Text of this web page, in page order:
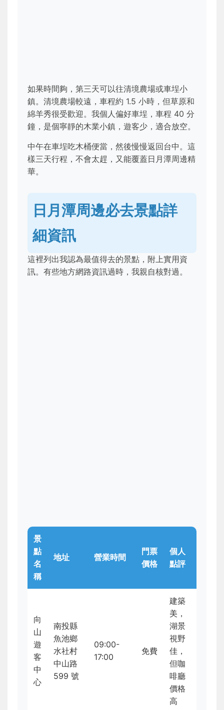
如果時間夠，第三天可以往清境農場或車埕小
鎮。清境農場較遠，車程約 1.5 小時，但草原和
綿羊秀很受歡迎。我個人偏好車埕，車程 40 分
鐘，是個寧靜的木業小鎮，遊客少，適合放空。
中午在車埕吃木桶便當，然後慢慢返回台中。這
樣三天行程，不會太趕，又能覆蓋日月潭周邊精
華。
日月潭周邊必去景點詳
細資訊
這裡列出我認為最值得去的景點，附上實用資
訊。有些地方網路資訊過時，我親自核對過。
景
點
名
稱
地址 營業時間
門票
價格
個人
點評
向
山
遊
客
中
心
南投縣
魚池鄉
水社村
中山路
599 號
09:00-
17:00
免費
建築
美，
湖景
視野
佳，
但咖
啡廳
價格
高